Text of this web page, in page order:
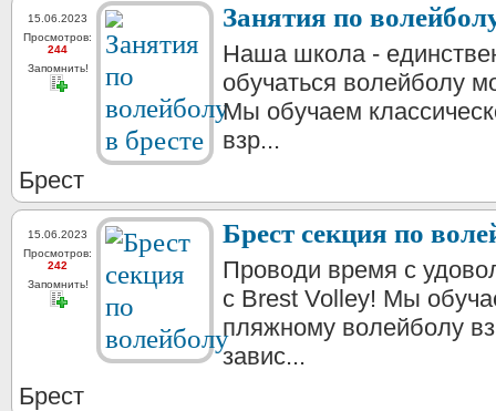
15.06.2023
Просмотров:
244
Запомнить!
Занятия по
Наша школа -
обучаться
Мы обучаем
взр...
Брест
15.06.2023
Просмотров:
242
Запомнить!
Брест секция по
Проводи время с
с Brest Volley! Мы
пляжному волейболу
завис...
Брест